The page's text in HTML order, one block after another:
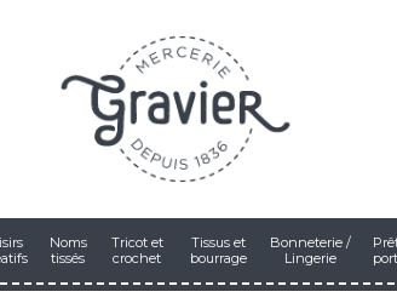
Noms
tissés
Tricot et
crochet
Tissus et
bourrage
Bonneterie /
Lingerie